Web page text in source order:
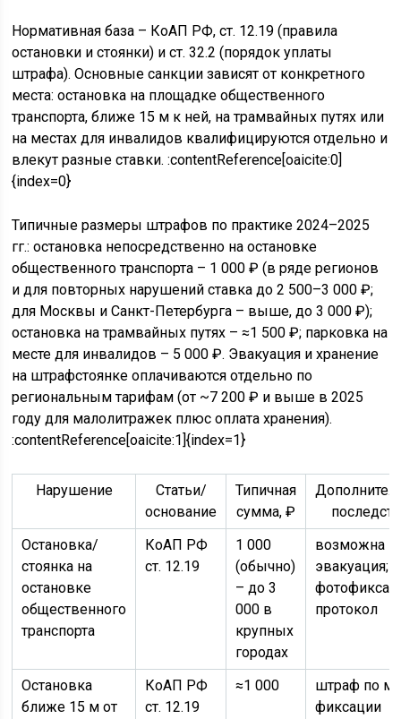
Нормативная база – КоАП РФ, ст. 12.19 (правила
остановки и стоянки) и ст. 32.2 (порядок уплаты
штрафа). Основные санкции зависят от конкретного
места: остановка на площадке общественного
транспорта, ближе 15 м к ней, на трамвайных путях или
на местах для инвалидов квалифицируются отдельно и
влекут разные ставки. :contentReference[oaicite:0]
{index=0}
Типичные размеры штрафов по практике 2024–2025
гг.: остановка непосредственно на остановке
общественного транспорта – 1 000 ₽ (в ряде регионов
и для повторных нарушений ставка до 2 500–3 000 ₽;
для Москвы и Санкт-Петербурга – выше, до 3 000 ₽);
остановка на трамвайных путях – ≈1 500 ₽; парковка на
месте для инвалидов – 5 000 ₽. Эвакуация и хранение
на штрафстоянке оплачиваются отдельно по
региональным тарифам (от ~7 200 ₽ и выше в 2025
году для малолитражек плюс оплата хранения).
:contentReference[oaicite:1]{index=1}
Нарушение
Статьи/
основание
Типичная
сумма, ₽
Остановка/
стоянка на
остановке
общественного
транспорта
КоАП РФ
ст. 12.19
1 000
(обычно)
– до 3
000 в
крупных
городах
возможна
эвакуация;
протокол
Остановка
ближе 15 м от
КоАП РФ
ст. 12.19
≈1 000
штраф по
фиксации